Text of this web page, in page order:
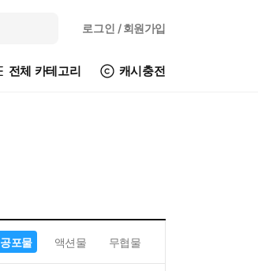
로그인 / 회원가입
전체 카테고리 캐시충전
공포물 액션물 무협물